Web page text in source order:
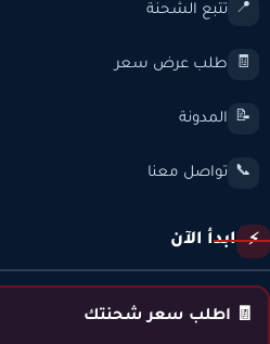
📍 تتبع الشحنة
🧾 طلب عرض سعر
📝 المدونة
📞 تواصل معنا
⚡ ابدأ الآن
🧾 اطلب سعر شحنتك